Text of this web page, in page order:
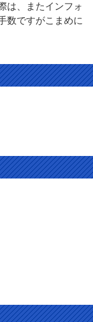
は、またインフォ
数ですがこまめに